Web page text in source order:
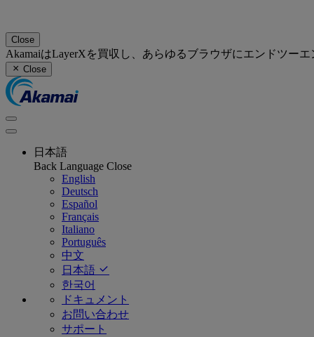
Close
AkamaiはLayerXを買収し、あらゆるブラウザにエンドツー
Close
日本語
Back Language Close
English
Deutsch
Español
Français
Italiano
Português
中文
日本語
한국어
ドキュメント
お問い合わせ
サポート